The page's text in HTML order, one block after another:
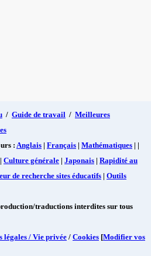
/ Guide de travail / Meilleures
: Anglais | Français | Mathématiques | |
| Culture générale | Japonais | Rapidité au
de recherche sites éducatifs | Outils
traductions interdites sur tous
légales / Vie privée / Cookies [Modifier vos